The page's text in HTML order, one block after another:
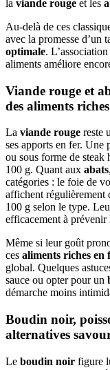
la viande rouge et les
Au-delà de ces
avec la promesse d’un
optimale.
aliments améliore
Viande rouge et
des aliments
La viande rouge reste
ses apports en fer.
ou sous forme de steak
100 g. Quant aux abats
catégories : le foie de
affichent régulièrement
100 g selon le type.
efficacement à prévenir
Même si leur goût
ces aliments riches en
global. Quelques
sauce ou opter pour un
démarche moins
Boudin noir,
alternatives
Le boudin noir figure